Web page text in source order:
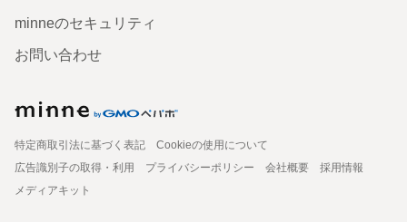
minneのセキュリティ
お問い合わせ
特定商取引法に基づく表記
Cookieの使用について
広告識別子の取得・利用
プライバシーポリシー 会社概要
採用情報
メディアキット